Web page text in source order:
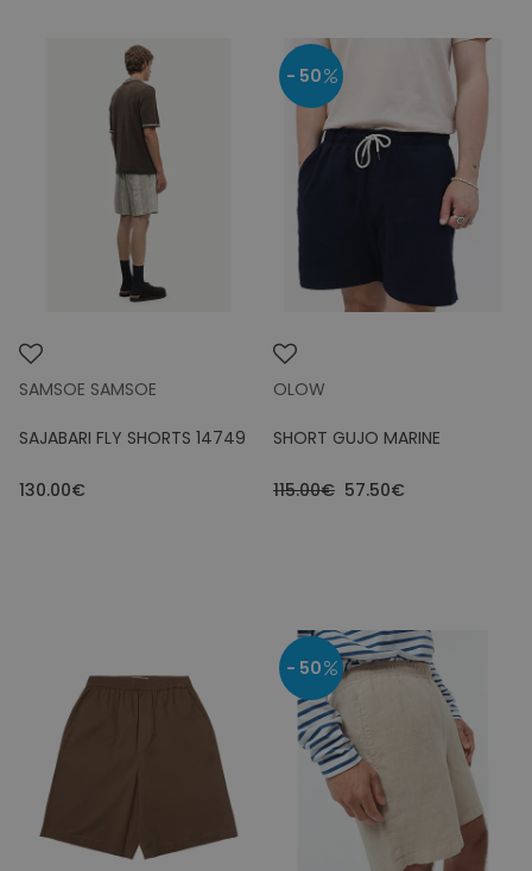
SAMSOE SAMSOE
SAJABARI FLY SHORTS 14749
130.00€
OLOW
SHORT GUJO MARINE
115.00€ 57.50€
- 50
- 50